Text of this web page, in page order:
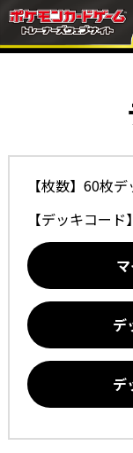
【枚数】60枚デ
【デッキコード】
デ
デ